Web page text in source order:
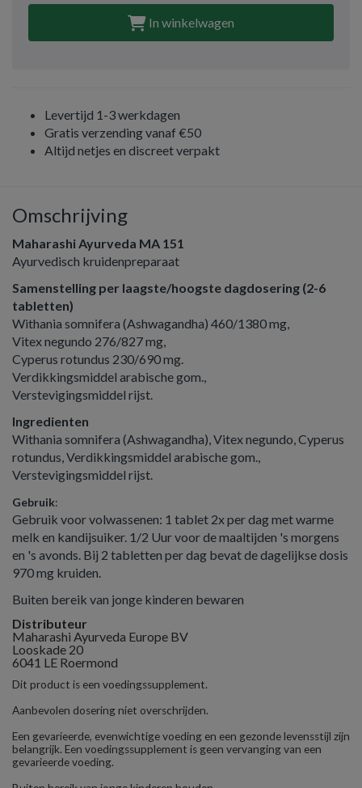
In winkelwagen
Levertijd 1-3 werkdagen
Gratis verzending vanaf €50
Altijd netjes en discreet verpakt
Omschrijving
Maharashi Ayurveda MA 151
Ayurvedisch kruidenpreparaat
Samenstelling per laagste/hoogste dagdosering (2-6
tabletten)
Withania somnifera (Ashwagandha) 460/1380 mg,
Vitex negundo 276/827 mg,
Cyperus rotundus 230/690 mg.
Verdikkingsmiddel arabische gom.,
Verstevigingsmiddel rijst.
Ingredienten
Withania somnifera (Ashwagandha), Vitex negundo, Cyperus
rotundus, Verdikkingsmiddel arabische gom.,
Verstevigingsmiddel rijst.
Gebruik:
Gebruik voor volwassenen: 1 tablet 2x per dag met warme
melk en kandijsuiker. 1/2 Uur voor de maaltijden 's morgens
en 's avonds. Bij 2 tabletten per dag bevat de dagelijkse dosis
970 mg kruiden.
Buiten bereik van jonge kinderen bewaren
Distributeur
Maharashi Ayurveda Europe BV
Looskade 20
6041 LE Roermond
Dit product is een voedingssupplement.
Aanbevolen dosering niet overschrijden.
Een gevarieerde, evenwichtige voeding en een gezonde levensstijl zijn
belangrijk. Een voedingssupplement is geen vervanging van een
gevarieerde voeding.